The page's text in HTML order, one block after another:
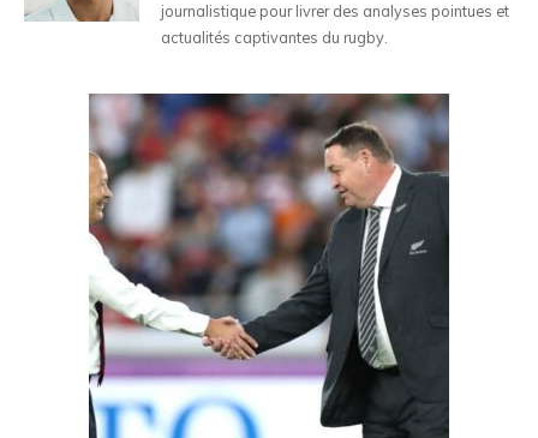
journalistique pour livrer des analyses pointues et
actualités captivantes du rugby.